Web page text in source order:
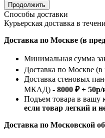
Продолжить
Способы доставки
Курьерская доставка в
Доставка по Москве (в
Минимальная сумма
Доставка по Москве
Доставка стеновых
МКАД) - 8000 ₽ +
Подъем товара в вашу
если товар легкий и
Доставка по Московской